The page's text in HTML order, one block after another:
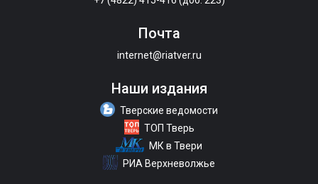
Почта
internet@riatver.ru
Наши издания
Тверские ведомости
ТОП Тверь
МК в Твери
РИА Верхневолжье